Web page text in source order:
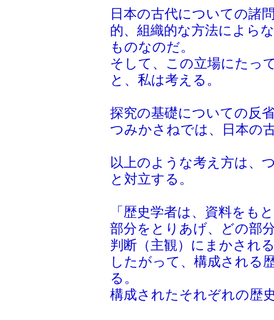
日本の古代についての諸
的、組織的な方法によら
ものなのだ。
そして、この立場にたっ
と、私は考える。
探究の基礎についての反
つみかさねでは、日本の
以上のような考え方は、
と対立する。
「歴史学者は、資料をも
部分をとりあげ、どの部
判断（主観）にまかされ
したがって、構成される
る。
構成されたそれぞれの歴